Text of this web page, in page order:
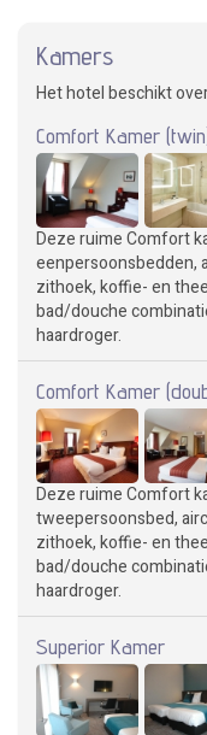
Kamers
Het hotel beschikt
Comfort Kamer
Deze ruime Comfort
eenpersoonsbedden,
zithoek, koffie- en
bad/douche
haardroger.
Comfort Kamer
Deze ruime Comfort
tweepersoonsbed,
zithoek, koffie- en
bad/douche
haardroger.
Superior Kamer